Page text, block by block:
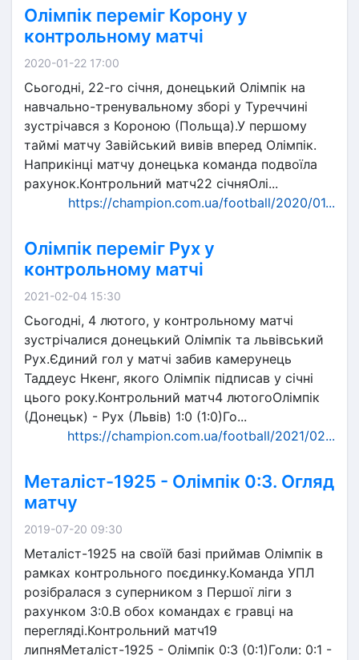
Олімпік переміг Корону у
контрольному матчі
2020-01-22 17:00
Сьогодні, 22-го січня, донецький Олімпік на
навчально-тренувальному зборі у Туреччині
зустрічався з Короною (Польща).У першому
таймі матчу Завійський вивів вперед Олімпік.
Наприкінці матчу донецька команда подвоїла
рахунок.Контрольний матч22 січняОлі...
https://champion.com.ua/football/2020/01...
Олімпік переміг Рух у
контрольному матчі
2021-02-04 15:30
Сьогодні, 4 лютого, у контрольному матчі
зустрічалися донецький Олімпік та львівський
Рух.Єдиний гол у матчі забив камерунець
Таддеус Нкенг, якого Олімпік підписав у січні
цього року.Контрольний матч4 лютогоОлімпік
(Донецьк) - Рух (Львів) 1:0 (1:0)Го...
https://champion.com.ua/football/2021/02...
Металіст-1925 - Олімпік 0:3. Огляд
матчу
2019-07-20 09:30
Металіст-1925 на своїй базі приймав Олімпік в
рамках контрольного поєдинку.Команда УПЛ
розібралася з суперником з Першої ліги з
рахунком 3:0.В обох командах є гравці на
перегляді.Контрольний матч19
липняМеталіст-1925 - Олімпік 0:3 (0:1)Голи: 0:1 -